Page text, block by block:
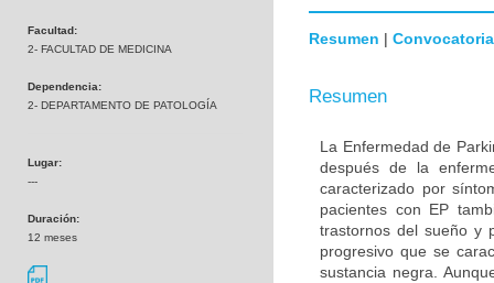
Facultad:
2- FACULTAD DE MEDICINA
Dependencia:
2- DEPARTAMENTO DE PATOLOGÍA
Lugar:
---
Duración:
12 meses
Resumen | Convocatoria
Resumen
La Enfermedad de
después de la
caracterizado por
pacientes con EP
trastornos del sueño y
progresivo que se
sustancia negra.